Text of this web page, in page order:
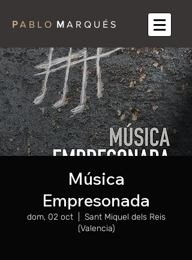
PA B L O M A R Q U É S
Música
Empresonada
dom, 02 oct
  |
Sant Miquel dels Reis
(Valencia)